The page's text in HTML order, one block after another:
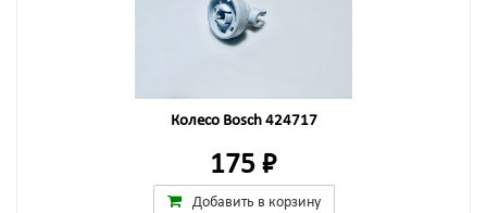
Колесо Bosch 424717
175 ₽
Добавить в корзину